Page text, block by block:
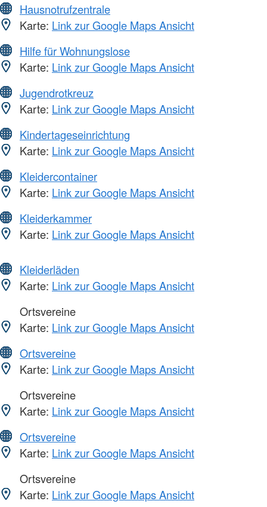
Hausnotrufzentrale
Karte: Link zur Google Maps Ansicht
Hilfe für Wohnungslose
Karte: Link zur Google Maps Ansicht
Jugendrotkreuz
Karte: Link zur Google Maps Ansicht
Kindertageseinrichtung
Karte: Link zur Google Maps Ansicht
Kleidercontainer
Karte: Link zur Google Maps Ansicht
Kleiderkammer
Karte: Link zur Google Maps Ansicht
Kleiderläden
Karte: Link zur Google Maps Ansicht
Ortsvereine
Karte: Link zur Google Maps Ansicht
Ortsvereine
Karte: Link zur Google Maps Ansicht
Ortsvereine
Karte: Link zur Google Maps Ansicht
Ortsvereine
Karte: Link zur Google Maps Ansicht
Ortsvereine
Karte: Link zur Google Maps Ansicht